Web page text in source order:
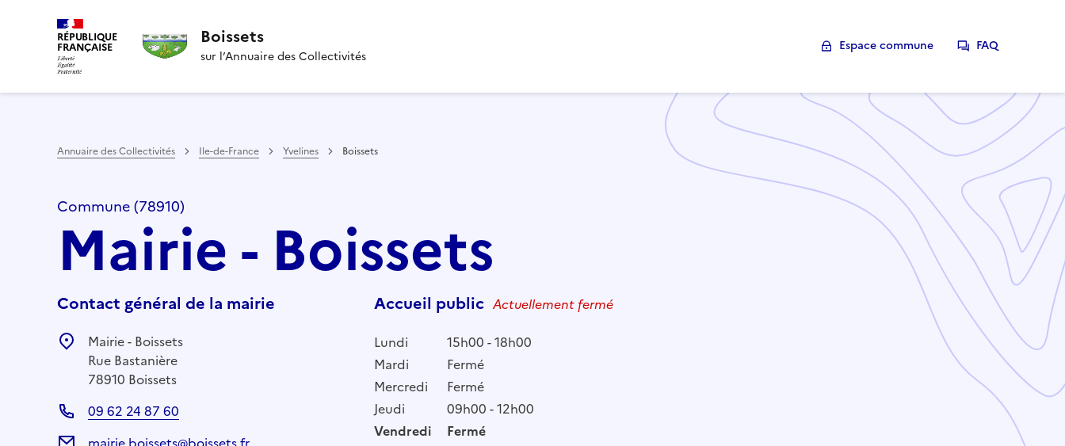
RÉPUBLIQUE
FRANÇAISE Boissets
sur l’Annuaire des Collectivités
Espace commune FAQ
Annuaire des Collectivités Ile-de-France Yvelines Boissets
Commune (78910)
Mairie - Boissets
Contact général de la mairie
Mairie - Boissets
Rue Bastanière
78910 Boissets
09 62 24 87 60
Accueil public Actuellement fermé
Lundi
15h00 - 18h00
Mardi
Fermé
Mercredi
Fermé
Jeudi
09h00 - 12h00
Vendredi
Fermé